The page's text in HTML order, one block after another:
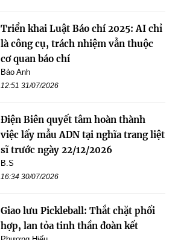
Triển khai Luật Báo chí 2025: AI chỉ
là công cụ, trách nhiệm vẫn thuộc
cơ quan báo chí
Bảo Anh
12:51 31/07/2026
Điện Biên quyết tâm hoàn thành
việc lấy mẫu ADN tại nghĩa trang liệt
sĩ trước ngày 22/12/2026
B.S
16:34 30/07/2026
Giao lưu Pickleball: Thắt chặt phối
hợp, lan tỏa tinh thần đoàn kết